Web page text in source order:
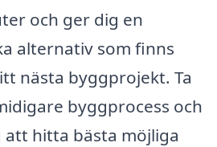
och ger dig en
alternativ som finns
nästa byggprojekt. Ta
byggprocess och
att hitta bästa möjliga